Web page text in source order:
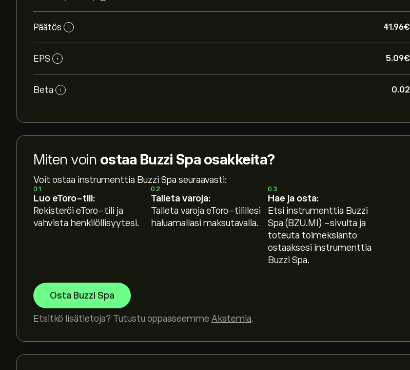
Päätös i 41.96‎€‎
EPS i 5.09‎€‎
Beta i 0.02
Miten voin ostaa Buzzi Spa osakkeita?
Voit ostaa instrumenttia Buzzi Spa seuraavasti:
01
Luo eToro-tili:
Rekisteröi eToro-tili ja
vahvista henkilöllisyytesi.
02
Talleta varoja:
Talleta varoja eToro-tilillesi
haluamallasi maksutavalla.
03
Hae ja osta:
Etsi instrumenttia Buzzi
Spa (BZU.MI) -sivulta ja
toteuta toimeksianto
ostaaksesi instrumenttia
Buzzi Spa.
Osta Buzzi Spa
Etsitkö lisätietoja? Tutustu oppaaseemme Akatemia.